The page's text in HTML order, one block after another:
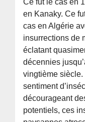
Ce fut le cas en
en Kanaky. Ce
cas en Algérie
insurrections de
éclatant
décennies
vingtième siècle.
sentiment
décourageant
potentiels, ces